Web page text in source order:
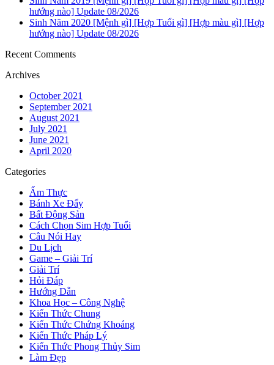
hướng nào] Update 08/2026
Sinh Năm 2020 [Mệnh gì] [Hợp Tuổi gì] [Hợp màu gì] [Hợp
hướng nào] Update 08/2026
Recent Comments
Archives
October 2021
September 2021
August 2021
July 2021
June 2021
April 2020
Categories
Ẩm Thực
Bánh Xe Đẩy
Bất Động Sản
Cách Chọn Sim Hợp Tuổi
Câu Nói Hay
Du Lịch
Game – Giải Trí
Giải Trí
Hỏi Đáp
Hướng Dẫn
Khoa Học – Công Nghệ
Kiến Thức Chung
Kiến Thức Chứng Khoáng
Kiến Thức Pháp Lý
Kiến Thức Phong Thủy Sim
Làm Đẹp